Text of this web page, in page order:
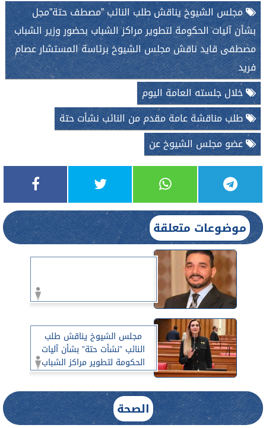
مجلس الشيوخ يناقش طلب النائب ”مصطف حتة”مجل
بشأن آليات الحكومة لتطوير مراكز الشباب بحضور وزير الشباب
مصطفى قايد ناقش مجلس الشيوخ برئاسة المستشار عصام
فريد
خلال جلسته العامة اليوم
طلب مناقشة عامة مقدم من النائب نشأت حتة
عضو مجلس الشيوخ عن
موضوعات متعلقة
مجلس الشيوخ يناقش طلب
النائب ”نشأت حتة” بشأن آليات
الحكومة لتطوير مراكز الشباب
بحضور وزير الشباب
الصحة